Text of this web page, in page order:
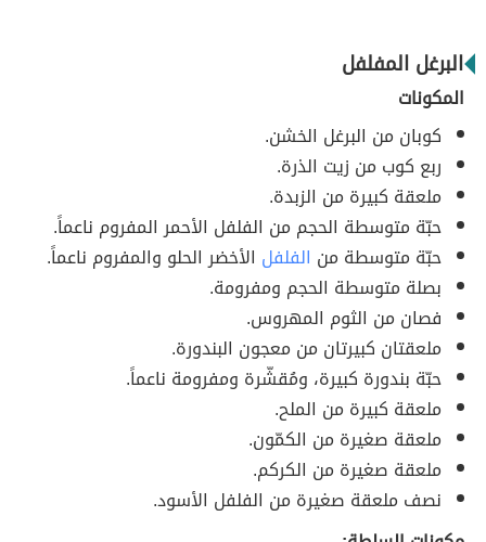
البرغل المفلفل
المكونات
كوبان من البرغل الخشن.
ربع كوب من زيت الذرة.
ملعقة كبيرة من الزبدة.
حبّة متوسطة الحجم من الفلفل الأحمر المفروم ناعماً.
حبّة متوسطة من الفلفل الأخضر الحلو والمفروم ناعماً.
بصلة متوسطة الحجم ومفرومة.
فصان من الثوم المهروس.
ملعقتان كبيرتان من معجون البندورة.
حبّة بندورة كبيرة، ومُقشّرة ومفرومة ناعماً.
ملعقة كبيرة من الملح.
ملعقة صغيرة من الكمّون.
ملعقة صغيرة من الكركم.
نصف ملعقة صغيرة من الفلفل الأسود.